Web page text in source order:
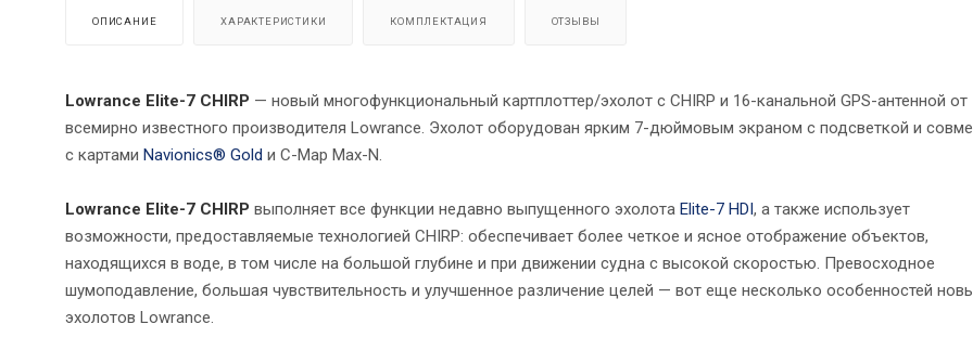
ОПИСАНИЕ ХАРАКТЕРИСТИКИ КОМПЛЕКТАЦИЯ ОТЗЫВЫ
Lowrance Elite-7 CHIRP — новый многофункциональный картплоттер/эхолот с CHIRP и 16-канальной GPS-антенной от
всемирно известного производителя Lowrance. Эхолот оборудован ярким 7-дюймовым экраном с подсветкой и
с картами Navionics® Gold и C-Map Max-N.
Lowrance Elite-7 CHIRP выполняет все функции недавно выпущенного эхолота Elite-7 HDI, а также использует
возможности, предоставляемые технологией CHIRP: обеспечивает более четкое и ясное отображение объектов,
находящихся в воде, в том числе на большой глубине и при движении судна с высокой скоростью. Превосходное
шумоподавление, большая чувствительность и улучшенное различение целей — вот еще несколько особенностей
эхолотов Lowrance.